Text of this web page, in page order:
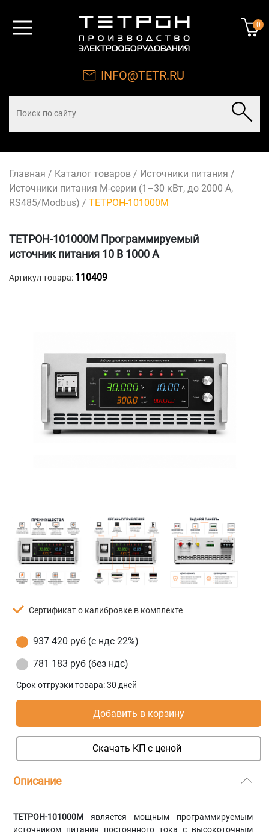
0
INFO@TETR.RU
Главная / Каталог товаров / Источники питания /
Источники питания М-серии (1–30 кВт, до 2000 А,
RS485/Modbus) / ТЕТРОН-101000М
ТЕТРОН-101000М Программируемый
источник питания 10 В 1000 А
Артикул товара: 110409
Сертификат о калибровке в комплекте
937 420 руб (с ндс 22%)
781 183 руб (без ндс)
Срок отгрузки товара:30 дней
Добавить в корзину
Скачать КП с ценой
Описание
ТЕТРОН-101000М является мощным программируемым
источником питания постоянного тока с высокоточным